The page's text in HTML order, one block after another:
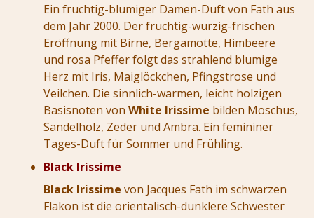
Ein fruchtig-blumiger Damen-Duft von Fath aus
dem Jahr 2000. Der fruchtig-würzig-frischen
Eröffnung mit Birne, Bergamotte, Himbeere
und rosa Pfeffer folgt das strahlend blumige
Herz mit Iris, Maiglöckchen, Pfingstrose und
Veilchen. Die sinnlich-warmen, leicht holzigen
Basisnoten vonWhite Irissime bilden Moschus,
Sandelholz, Zeder und Ambra. Ein femininer
Tages-Duft für Sommer und Frühling.
Black Irissime
Black Irissime von Jacques Fath im schwarzen
Flakon ist die orientalisch-dunklere Schwester